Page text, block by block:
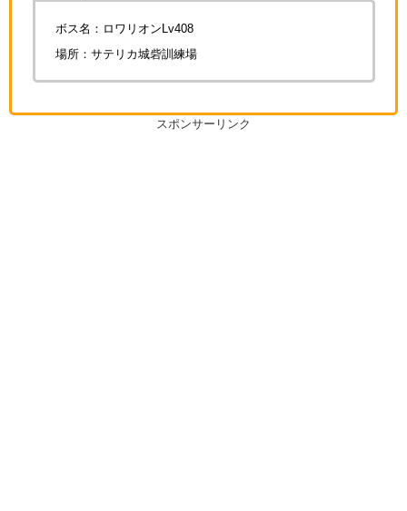
ボス名：ロワリオンLv408
場所：サテリカ城砦訓練場
スポンサーリンク